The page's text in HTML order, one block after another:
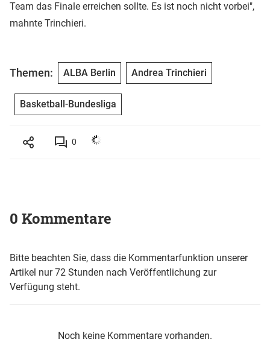
Team das Finale erreichen sollte. Es ist noch nicht vorbei",
mahnte Trinchieri.
Themen: ALBA Berlin Andrea Trinchieri
Basketball-Bundesliga
0
0 Kommentare
Bitte beachten Sie, dass die Kommentarfunktion unserer
Artikel nur 72 Stunden nach Veröffentlichung zur
Verfügung steht.
Noch keine Kommentare vorhanden.